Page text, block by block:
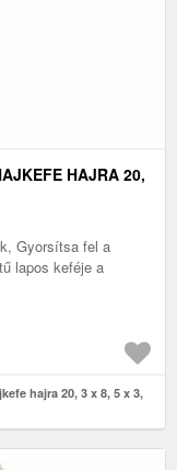
HAJRA 20,
Gyorsítsa fel a
lapos keféje a
hajra 20, 3 x 8, 5 x 3,